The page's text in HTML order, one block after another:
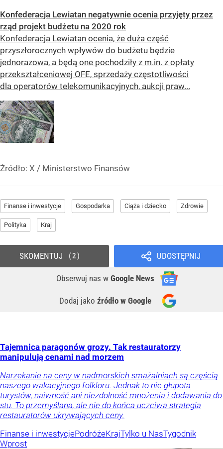
Konfederacja Lewiatan negatywnie ocenia przyjęty przez
rząd projekt budżetu na 2020 rok
Konfederacja Lewiatan ocenia, że duża część
przyszłorocznych wpływów do budżetu będzie
jednorazowa, a będą one pochodziły z m.in. z opłaty
przekształceniowej OFE, sprzedaży częstotliwości
dla operatorów telekomunikacyjnych, aukcji praw...
Źródło: X / Ministerstwo Finansów
Finanse i inwestycje Gospodarka Ciąża i dziecko Zdrowie
Polityka Kraj
UDOSTĘPNIJ
Obserwuj nas w Google News
Dodaj jako źródło w Google
SKOMENTUJ 2
Tajemnica paragonów grozy. Tak restauratorzy
manipulują cenami nad morzem
Narzekanie na ceny w nadmorskich smażalniach są częścią
naszego wakacyjnego folkloru. Jednak to nie głupota
turystów, naiwność ani niezdolność mnożenia i dodawania do
stu. To przemyślana, ale nie do końca uczciwa strategia
restauratorów ukrywających ceny.
Finanse i inwestycjePodróżeKrajTylko u NasTygodnik
Wprost